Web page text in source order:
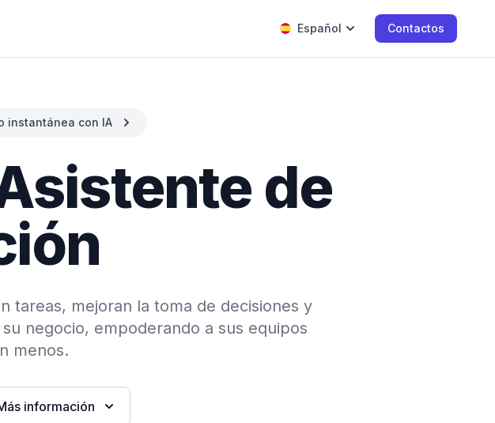
Español Contactos
instantánea con IA
de
tareas, mejoran la toma de decisiones y
negocio, empoderando a sus equipos
menos.
información